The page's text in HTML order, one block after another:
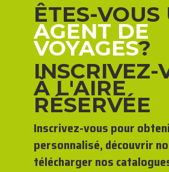
ÊTES-VOUS
AGENT DE
VOYAGES?
INSCRIVEZ-
À L'AIRE
RÉSERVÉE
Inscrivez-vous pour
personnalisé, découvrir
télécharger nos